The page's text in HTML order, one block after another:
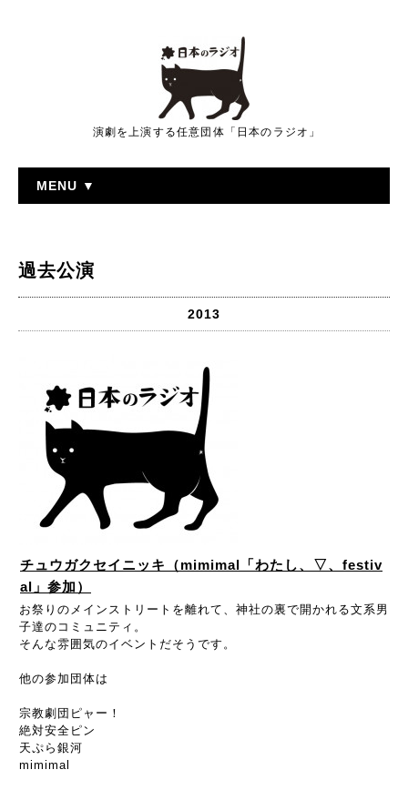
演劇を上演する任意団体「日本のラジオ」
MENU ▼
過去公演
2013
チュウガクセイニッキ（mimimal「わたし、▽、festiv
al」参加）
お祭りのメインストリートを離れて、神社の裏で開かれる文系男
子達のコミュニティ。
そんな雰囲気のイベントだそうです。
他の参加団体は
宗教劇団ピャー！
絶対安全ピン
天ぷら銀河
mimimal